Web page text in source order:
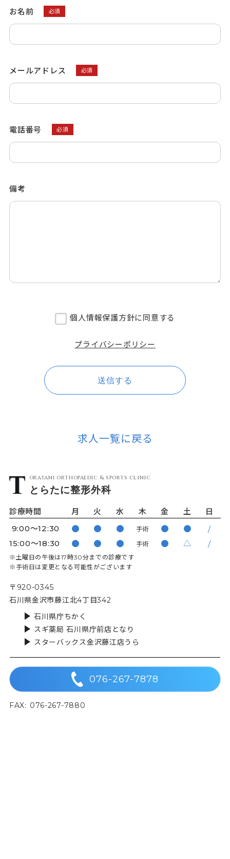
お名前 必須
メールアドレス 必須
電話番号 必須
備考
個人情報保護方針に同意する
プライバシーポリシー
送信する
求人一覧に戻る
oratani orthopaedic & sports clinic
とらたに整形外科
診療時間
9:00〜12:30
15:00〜18:30
月 火 水 木
手術
手術
金 土
△
日
※土曜日の午後は17時30分までの診療です
※手術日は変更となる可能性がございます
〒920-0345
石川県金沢市藤江北4丁目342
石川県庁ちかく
スギ薬局 石川県庁前店となり
スターバックス金沢藤江店うら
076-267-7878
FAX: 076-267-7880